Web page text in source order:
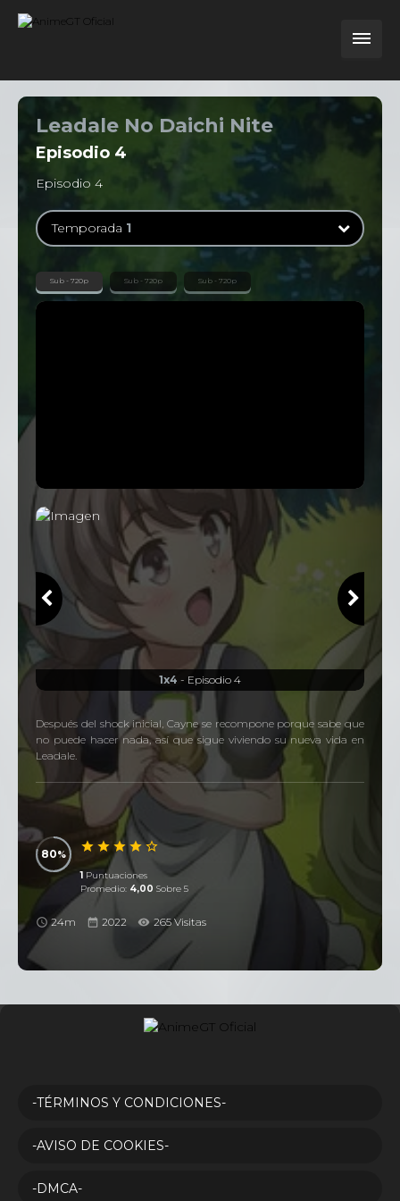
Leadale No Daichi Nite
Episodio 4
Episodio 4
Temporada 1
Temporada 1
12 Episodios
Sub - 720p Sub - 720p Sub - 720p
1x4 - Episodio 4
Después del shock inicial, Cayne se recompone porque sabe que
no puede hacer nada, así que sigue viviendo su nueva vida en
Leadale.
80
1 Puntuaciones
Promedio: 4,00 Sobre 5
24m 2022 265 Visitas
-TÉRMINOS Y CONDICIONES-
-AVISO DE COOKIES-
-DMCA-